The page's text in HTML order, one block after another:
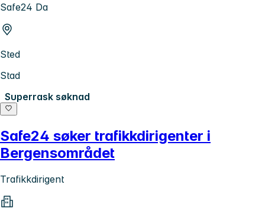
Safe24 Da
Sted
Stad
Superrask søknad
Safe24 søker trafikkdirigenter i
Bergensområdet
Trafikkdirigent